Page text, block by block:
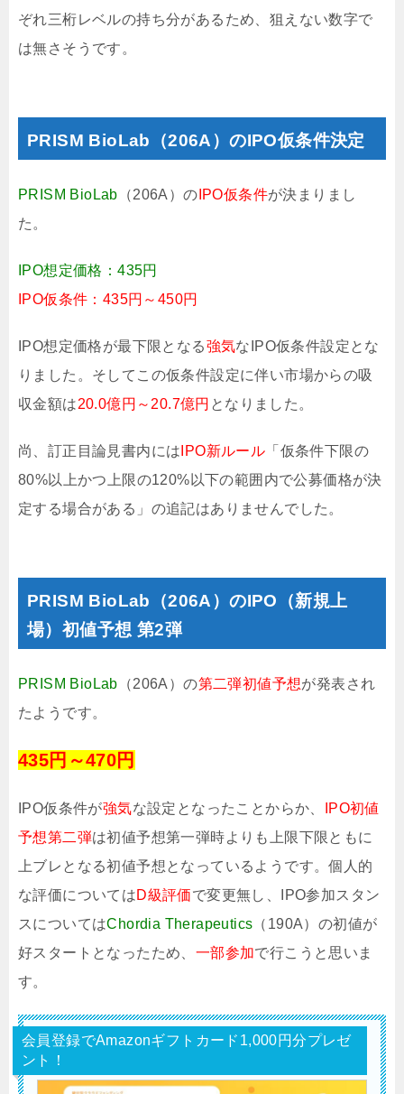
ぞれ三桁レベルの持ち分があるため、狙えない数字で
は無さそうです。
PRISM BioLab（206A）のIPO仮条件決定
PRISM BioLab （206A）の IPO仮条件が決まりまし
た。
IPO想定価格：435円
IPO仮条件：435円～450円
IPO想定価格が最下限となる強気なIPO仮条件設定とな
りました。そしてこの仮条件設定に伴い市場からの吸
収金額は20.0億円～20.7億円 となりました。
尚、訂正目論見書内には IPO新ルール 「仮条件下限の
80%以上かつ上限の120%以下の範囲内で公募価格が決
定する場合がある」の追記はありませんでした。
PRISM BioLab（206A）のIPO（新規上
場）初値予想 第2弾
PRISM BioLab （206A）の第二弾初値予想が発表され
たようです。
435円～470円
IPO仮条件が強気な設定となったことからか、
IPO初値
予想第二弾は初値予想第一弾時よりも上限下限ともに
上ブレとなる初値予想となっているようです。個人的
な評価についてはD級評価で変更無し、IPO参加スタン
スについてはChordia Therapeutics （190A）の初値が
好スタートとなったため、 一部参加で行こうと思いま
す。
会員登録でAmazonギフトカード1,000円分プレゼ
ント！